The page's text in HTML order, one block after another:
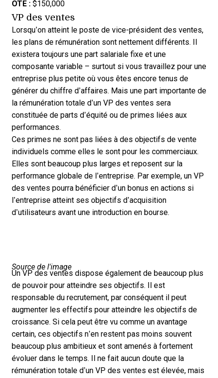
OTE : $150,000
VP des ventes
Lorsqu’on atteint le poste de vice-président des ventes,
les plans de rémunération sont nettement différents. Il
existera toujours une part salariale fixe et une
composante variable – surtout si vous travaillez pour une
entreprise plus petite où vous êtes encore tenus de
générer du chiffre d’affaires. Mais une part importante de
la rémunération totale d’un VP des ventes sera
constituée de parts d’équité ou de primes liées aux
performances.
Ces primes ne sont pas liées à des objectifs de vente
individuels comme elles le sont pour les commerciaux.
Elles sont beaucoup plus larges et reposent sur la
performance globale de l’entreprise. Par exemple, un VP
des ventes pourra bénéficier d’un bonus en actions si
l’entreprise atteint ses objectifs d’acquisition
d’utilisateurs avant une introduction en bourse.
Source de l'image
Un VP des ventes dispose également de beaucoup plus
de pouvoir pour atteindre ses objectifs. Il est
responsable du recrutement, par conséquent il peut
augmenter les effectifs pour atteindre les objectifs de
croissance. Si cela peut être vu comme un avantage
certain, ces objectifs n’en restent pas moins souvent
beaucoup plus ambitieux et sont amenés à fortement
évoluer dans le temps. Il ne fait aucun doute que la
rémunération totale d’un VP des ventes est élevée, mais